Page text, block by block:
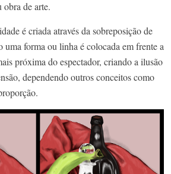
de arte.
é criada através da sobreposição de
uma forma ou linha é colocada em frente a
próxima do espectador, criando a ilusão
dependendo outros conceitos como